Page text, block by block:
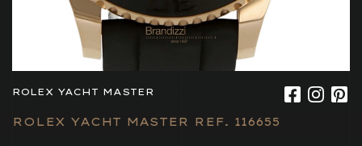
ROLEX YACHT MASTER
ROLEX YACHT MASTER REF. 116655